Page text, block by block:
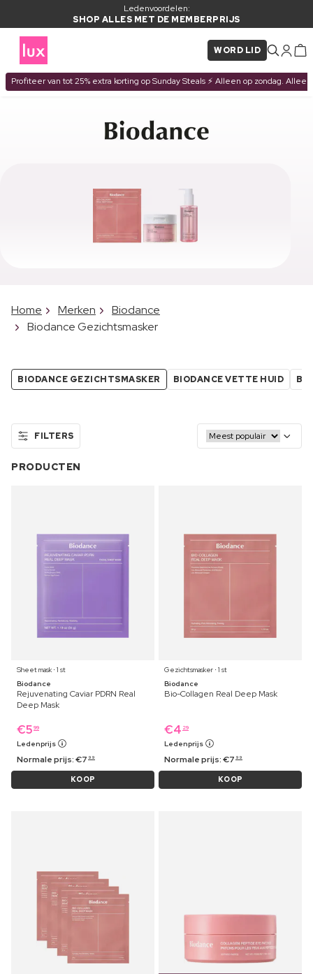
Ledenvoordelen:
SHOP ALLES MET DE MEMBERPRIJS
WORD LID
Profiteer van tot 25% extra korting op Sunday Steals ⚡ Alleen op zondag.
Home Merken
Biodance
Biodance Gezichtsmasker
BIODANCE GEZICHTSMASKER BIODANCE VETTE HUID
FILTERS
PRODUCTEN
Sheet mask ⋅ 1 st
Biodance
Rejuvenating Caviar PDRN Real
Deep Mask
€5 99
Ledenprijs
Normale prijs:€7 99
KOOP
Gezichtsmasker ⋅ 1 st
Biodance
Bio-Collagen Real Deep Mask
€4 29
Ledenprijs
Normale prijs:€7 99
KOOP